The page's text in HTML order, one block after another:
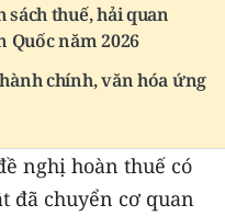
Tây thuế, hải quan
Quốc năm 2026
chính, văn hóa ứng
nghị hoàn thuế có
đã chuyển cơ quan